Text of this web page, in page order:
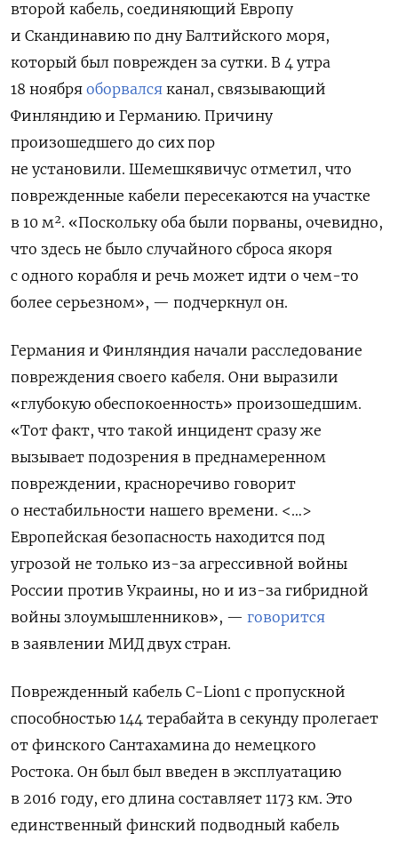
второй кабель, соединяющий Европу
и Скандинавию по дну Балтийского моря,
который был поврежден за сутки. В 4 утра
18 ноября оборвался канал, связывающий
Финляндию и Германию. Причину
произошедшего до сих пор
не установили. Шемешкявичус отметил, что
поврежденные кабели пересекаются на участке
в 10 м². «Поскольку оба были порваны, очевидно,
что здесь не было случайного сброса якоря
с одного корабля и речь может идти о чем-то
более серьезном», — подчеркнул он.
Германия и Финляндия начали расследование
повреждения своего кабеля. Они выразили
«глубокую обеспокоенность» произошедшим.
«Тот факт, что такой инцидент сразу же
вызывает подозрения в преднамеренном
повреждении, красноречиво говорит
о нестабильности нашего времени. <…>
Европейская безопасность находится под
угрозой не только из-за агрессивной войны
России против Украины, но и из-за гибридной
войны злоумышленников», — говорится
в заявлении МИД двух стран.
Поврежденный кабель C-Lion1 с пропускной
способностью 144 терабайта в секунду пролегает
от финского Сантахамина до немецкого
Ростока. Он был был введен в эксплуатацию
в 2016 году, его длина составляет 1173 км. Это
единственный финский подводный кабель